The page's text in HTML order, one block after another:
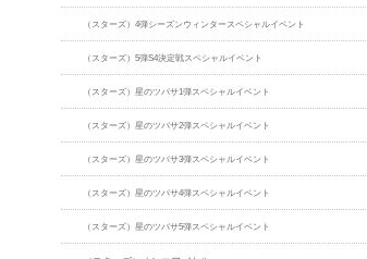
（スターズ）4弾シーズンウィンタースペシャルイベント
（スターズ）5弾S4決定戦スペシャルイベント
（スターズ）星のツバサ1弾スペシャルイベント
（スターズ）星のツバサ2弾スペシャルイベント
（スターズ）星のツバサ3弾スペシャルイベント
（スターズ）星のツバサ4弾スペシャルイベント
（スターズ）星のツバサ5弾スペシャルイベント